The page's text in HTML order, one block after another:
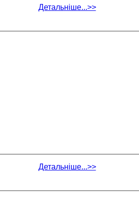
Детальніше...>>
Детальніше...>>